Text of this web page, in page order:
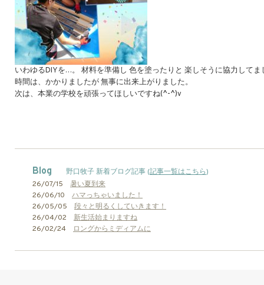
いわゆるDIYを…。 材料を準備し 色を塗ったりと 楽しそうに協力してま
時間は、かかりましたが 無事に出来上がりました。
次は、本業の学校を頑張ってほしいですね(^-^)v
Blog 野口牧子 新着ブログ記事 (記事一覧はこちら)
26/07/15 暑い夏到来
26/06/10 ハマっちゃいました！
26/05/05 段々と明るくしていきます！
26/04/02 新生活始まりますね
26/02/24
ロングからミディアムに